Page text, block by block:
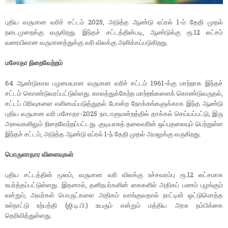
புதிய வருமான வரிச் சட்டம் 2025, அடுத்த ஆண்டு ஏப்ரல் 1-ம் தேதி முதல்
நடைமுறைக்கு வருகிறது. இந்தச் சட்டத்தின்படி, ஆண்டுக்கு ரூ.12 லட்சம்
வரையிலான வருமானத்துக்கு வரி விலக்கு அளிக்கப்படுகிறது.
மசோதா நிறைவேற்றம்
64 ஆண்டுகால பழமையான வருமான வரிச் சட்டம் 1961-க்கு மாற்றாக இந்தச்
சட்டம் கொண்டுவரப்பட்டுள்ளது. காலத்துக்கேற்ற மாற்றங்களைக் கொண்டுவருதல்,
சட்டப் பிரிவுகளை எளிமைப்படுத்துதல் போன்ற நோக்கங்களுக்காக இந்த ஆண்டு
புதிய வருமான வரி மசோதா-2025 நாடாளுமன்றத்தில் தாக்கல் செய்யப்பட்டு, இரு
அவைகளிலும் நிறைவேற்றப்பட்டது. குடியரசுத் தலைவரின் ஒப்புதலையும் பெற்றுள்ள
இந்தச் சட்டம், அடுத்த ஆண்டு ஏப்ரல் 1-ந் தேதி முதல் அமலுக்கு வருகிறது.
பொருளாதார விளைவுகள்
புதிய சட்டத்தின் மூலம், வருமான வரி விலக்கு உச்சவரம்பு ரூ.12 லட்சமாக
உயர்த்தப்பட்டுள்ளது. இதனால், தனிநபர்களின் கைகளில் அதிகப் பணம் புழங்கும்
என்றும், அவர்கள் பொருட்களை அதிகம் வாங்குவதால் நாட்டின் ஒட்டுமொத்த
உள்நாட்டு உற்பத்தி (ஜி.டி.பி.) உயரும் என்றும் மத்திய அரசு நம்பிக்கை
தெரிவித்துள்ளது.